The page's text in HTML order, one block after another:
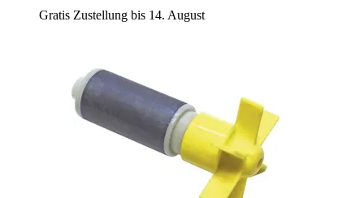
Gratis Zustellung bis 14. August